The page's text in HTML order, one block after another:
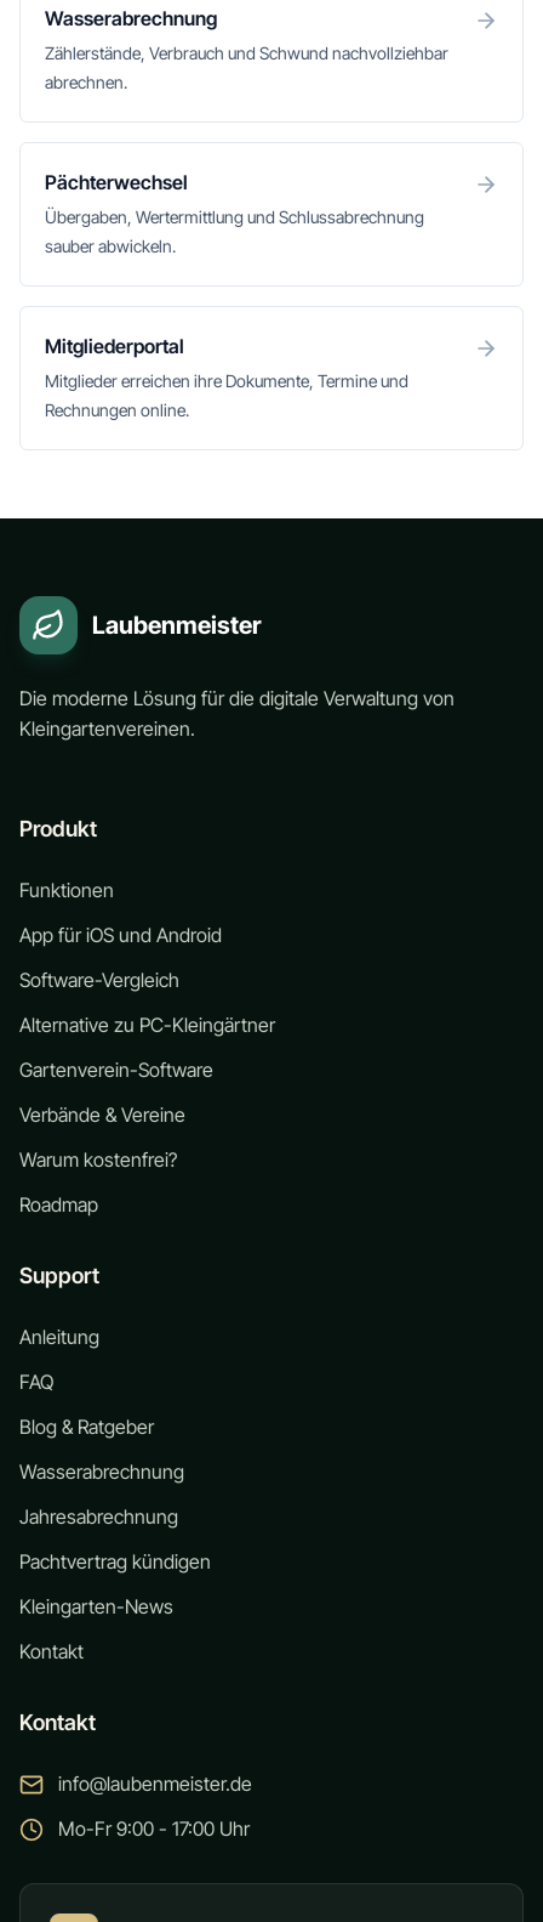
Wasserabrechnung
Zählerstände, Verbrauch und Schwund nachvollziehbar
abrechnen.
Pächterwechsel
Übergaben, Wertermittlung und Schlussabrechnung
sauber abwickeln.
Mitgliederportal
Mitglieder erreichen ihre Dokumente, Termine und
Rechnungen online.
Laubenmeister
Die moderne Lösung für die digitale Verwaltung von
Kleingartenvereinen.
Produkt
Funktionen
App für iOS und Android
Software-Vergleich
Alternative zu PC-Kleingärtner
Gartenverein-Software
Verbände & Vereine
Warum kostenfrei?
Roadmap
Support
Anleitung
FAQ
Blog & Ratgeber
Wasserabrechnung
Jahresabrechnung
Pachtvertrag kündigen
Kleingarten-News
Kontakt
Kontakt
info@laubenmeister.de
Mo-Fr 9:00 - 17:00 Uhr